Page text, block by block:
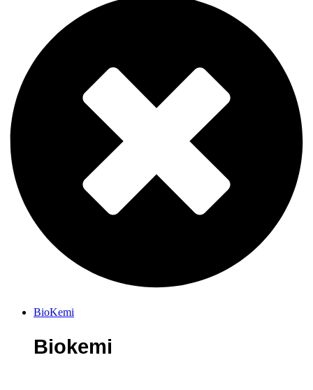
BioKemi
Biokemi